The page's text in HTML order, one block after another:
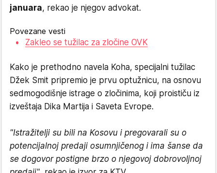
januara, rekao je njegov advokat.
Povezane vesti
Zakleo se tužilac za zločine OVK
Kako je prethodno navela Koha, specijalni tužilac
Džek Smit pripremio je prvu optužnicu, na osnovu
sedmogodišnje istrage o zločinima, koji proističu iz
izveštaja Dika Martija i Saveta Evrope.
"Istražitelji su bili na Kosovu i pregovarali su o
potencijalnoj predaji osumnjičenog i ima šanse da
se dogovor postigne brzo o njegovoj dobrovoljnoj